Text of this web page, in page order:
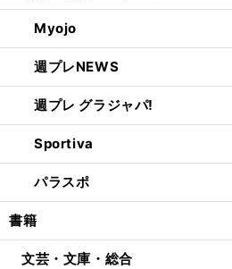
Myojo
週プレNEWS
週プレ グラジャパ!
Sportiva
パラスポ
書籍
文芸・文庫・総合